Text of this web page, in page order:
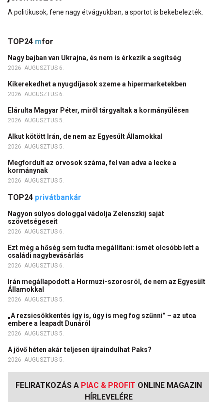
A politikusok, fene nagy étvágyukban, a sportot is bekebelezték.
TOP24 mfor
Nagy bajban van Ukrajna, és nem is érkezik a segítség
2026. AUGUSZTUS 6.
Kikerekedhet a nyugdíjasok szeme a hipermarketekben
2026. AUGUSZTUS 6.
Elárulta Magyar Péter, miről tárgyaltak a kormányülésen
2026. AUGUSZTUS 5.
Alkut kötött Irán, de nem az Egyesült Államokkal
2026. AUGUSZTUS 5.
Megfordult az orvosok száma, fel van adva a lecke a
kormánynak
2026. AUGUSZTUS 5.
TOP24 privátbankár
Nagyon súlyos dologgal vádolja Zelenszkij saját
szövetségeseit
2026. AUGUSZTUS 6.
Ezt még a hőség sem tudta megállítani: ismét olcsóbb lett a
családi nagybevásárlás
2026. AUGUSZTUS 6.
Irán megállapodott a Hormuzi-szorosról, de nem az Egyesült
Államokkal
2026. AUGUSZTUS 5.
„A rezsicsökkentés így is, úgy is meg fog szűnni” – az utca
embere a leapadt Dunáról
2026. AUGUSZTUS 5.
A jövő héten akár teljesen újraindulhat Paks?
2026. AUGUSZTUS 5.
FELIRATKOZÁS A PIAC & PROFIT ONLINE MAGAZIN
HÍRLEVELÉRE